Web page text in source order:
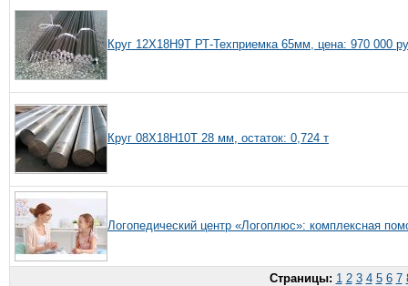
Круг 12Х18Н9Т РТ-Техприемка 65мм, цена: 970 000
Круг 08Х18Н10Т 28 мм, остаток: 0,724 т
Логопедический центр «Логоплюс»: комплексная
Страницы: 1 2 3 4 5 6 7